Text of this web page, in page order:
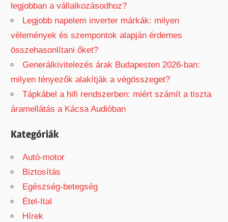
legjobban a vállalkozásodhoz?
Legjobb napelem inverter márkák: milyen
vélemények és szempontok alapján érdemes
összehasonlítani őket?
Generálkivitelezés árak Budapesten 2026-ban:
milyen tényezők alakítják a végösszeget?
Tápkábel a hifi rendszerben: miért számít a tiszta
áramellátás a Kácsa Audióban
Kategóriák
Autó-motor
Biztosítás
Egészség-betegség
Étel-Ital
Hírek